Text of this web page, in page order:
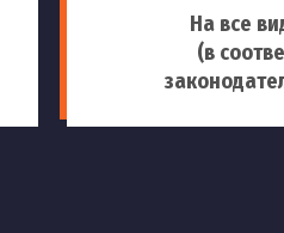
На все
(в